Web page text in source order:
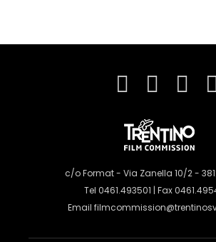
c/o Format - Via Zanella 10/2 -
Tel 0461.493501 | Fax
Email